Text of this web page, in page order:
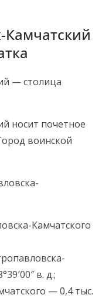
Камчатский
— столица
носит почетное
воинской
Камчатского
в. д.;
— 0,4 тыс.